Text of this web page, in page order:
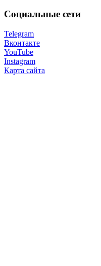
Социальные сети
Telegram
Вконтакте
YouTube
Instagram
Карта сайта